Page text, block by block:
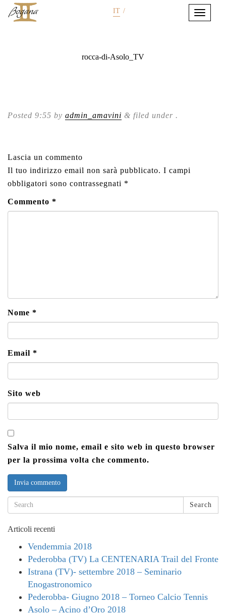
IT /
rocca-di-Asolo_TV
Posted 9:55 by admin_amavini & filed under .
Lascia un commento
Il tuo indirizzo email non sarà pubblicato. I campi
obbligatori sono contrassegnati *
Commento *
Nome *
Email *
Sito web
Salva il mio nome, email e sito web in questo browser
per la prossima volta che commento.
Search
Articoli recenti
Vendemmia 2018
Pederobba (TV) La CENTENARIA Trail del Fronte
Istrana (TV)- settembre 2018 – Seminario
Enogastronomico
Pederobba- Giugno 2018 – Torneo Calcio Tennis
Asolo – Acino d’Oro 2018